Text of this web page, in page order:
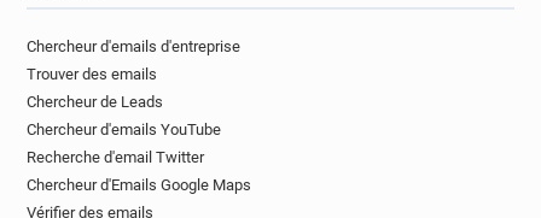
Chercheur d'emails d'entreprise
Trouver des emails
Chercheur de Leads
Chercheur d'emails YouTube
Recherche d'email Twitter
Chercheur d'Emails Google Maps
Vérifier des emails